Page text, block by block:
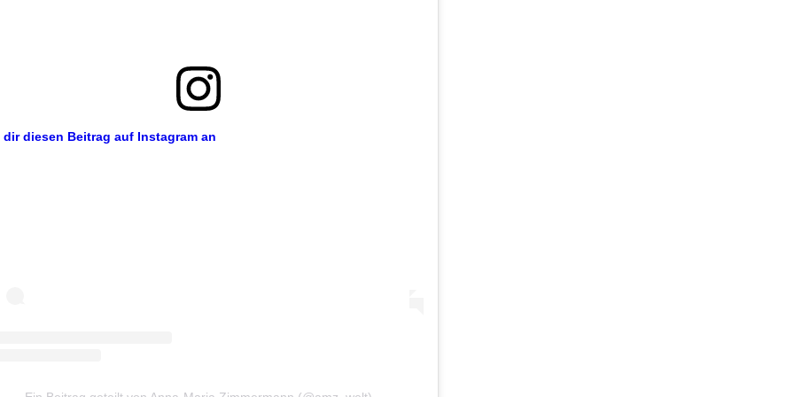
dir diesen Beitrag auf Instagram an